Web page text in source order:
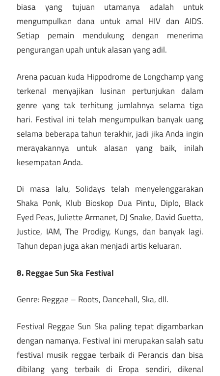
biasa yang tujuan utamanya adalah untuk
mengumpulkan dana untuk amal HIV dan AIDS.
Setiap pemain mendukung dengan menerima
pengurangan upah untuk alasan yang adil.
Arena pacuan kuda Hippodrome de Longchamp yang
terkenal menyajikan lusinan pertunjukan dalam
genre yang tak terhitung jumlahnya selama tiga
hari. Festival ini telah mengumpulkan banyak uang
selama beberapa tahun terakhir, jadi jika Anda ingin
merayakannya untuk alasan yang baik, inilah
kesempatan Anda.
Di masa lalu, Solidays telah menyelenggarakan
Shaka Ponk, Klub Bioskop Dua Pintu, Diplo, Black
Eyed Peas, Juliette Armanet, DJ Snake, David Guetta,
Justice, IAM, The Prodigy, Kungs, dan banyak lagi.
Tahun depan juga akan menjadi artis keluaran.
8. Reggae Sun Ska Festival
Genre: Reggae – Roots, Dancehall, Ska, dll.
Festival Reggae Sun Ska paling tepat digambarkan
dengan namanya. Festival ini merupakan salah satu
festival musik reggae terbaik di Perancis dan bisa
dibilang yang terbaik di Eropa sendiri, dikenal